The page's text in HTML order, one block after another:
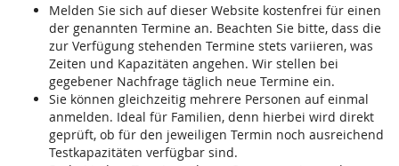
Melden Sie sich auf dieser Website kostenfrei für einen
der genannten Termine an. Beachten Sie bitte, dass die
zur Verfügung stehenden Termine stets variieren, was
Zeiten und Kapazitäten angehen. Wir stellen bei
gegebener Nachfrage täglich neue Termine ein.
Sie können gleichzeitig mehrere Personen auf einmal
anmelden. Ideal für Familien, denn hierbei wird direkt
geprüft, ob für den jeweiligen Termin noch ausreichend
Testkapazitäten verfügbar sind.